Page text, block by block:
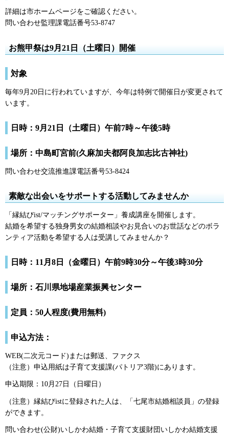
詳細は市ホームページをご確認ください。
問い合わせ監理課電話番号53-8747
お熊甲祭は9月21日（土曜日）開催
対象
毎年9月20日に行われていますが、今年は特例で開催日が変更されて
います。
日時：9月21日（土曜日）午前7時～午後5時
場所：中島町宮前(久麻加夫都阿良加志比古神社)
問い合わせ交流推進課電話番号53-8424
素敵な出会いをサポートする活動してみませんか
「縁結びist/マッチングサポーター」養成講座を開催します。
結婚を希望する独身男女の結婚相談やお見合いのお世話などのボラ
ンティア活動を希望する人は受講してみませんか？
日時：11月8日（金曜日）午前9時30分～午後3時30分
場所：石川県地場産業振興センター
定員：50人程度(費用無料)
申込方法：
WEB(二次元コード)または郵送、ファクス
（注意）申込用紙は子育て支援課(パトリア3階)にあります。
申込期限：10月27日（日曜日）
（注意）縁結びistに登録された人は、「七尾市結婚相談員」の登録
ができます。
問い合わせ(公財)いしかわ結婚・子育て支援財団いしかわ結婚支援